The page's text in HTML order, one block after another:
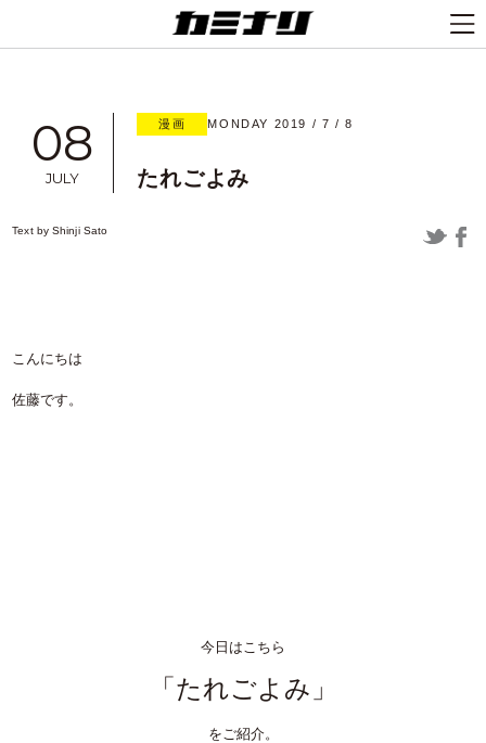
08
JULY
漫画 MONDAY 2019 / 7 / 8
たれごよみ
Text byShinji Sato
こんにちは
佐藤です。
今日はこちら
「たれごよみ」
をご紹介。